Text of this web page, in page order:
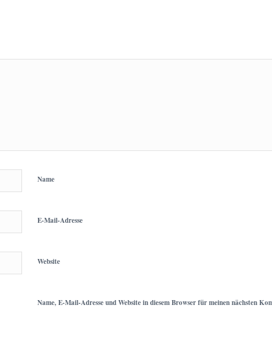
Name
E-Mail-Adresse
Website
Name, E-Mail-Adresse und Website in diesem Browser für meinen nächsten